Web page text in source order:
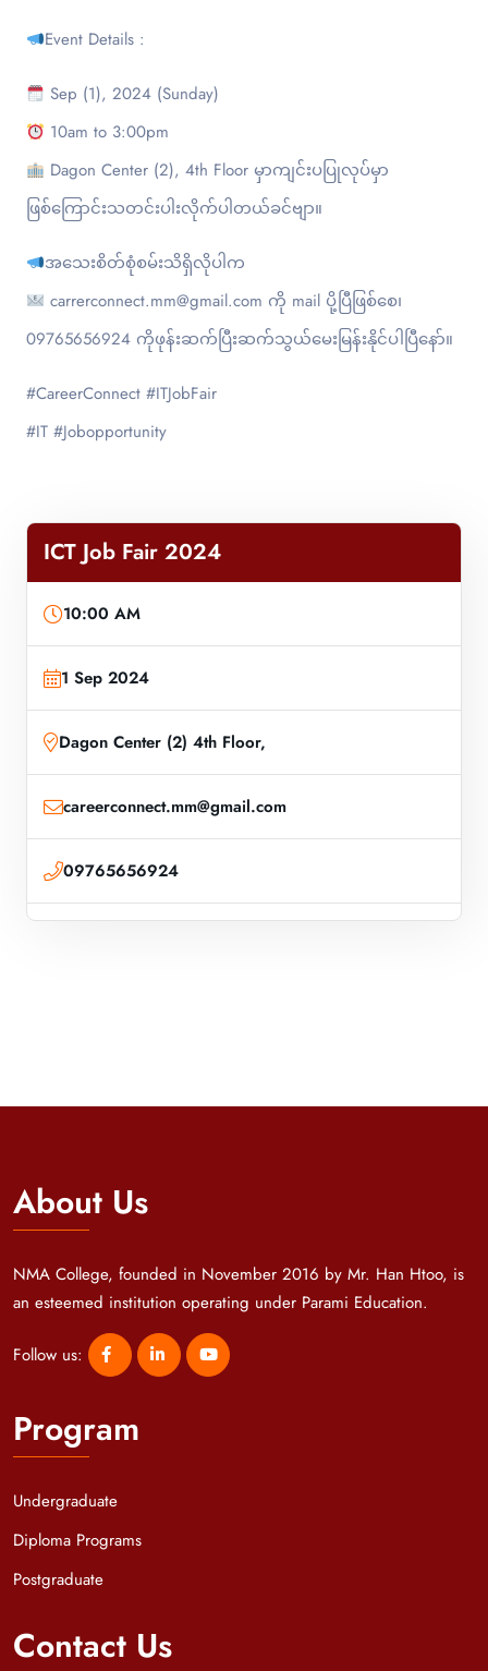
Event Details :
Sep (1), 2024 (Sunday)
10am to 3:00pm
Dagon Center (2), 4th Floor မှာကျင်းပပြုလုပ်မှာ
ဖြစ်ကြောင်းသတင်းပါးလိုက်ပါတယ်ခင်ဗျာ။
အသေးစိတ်စုံစမ်းသိရှိလိုပါက
carrerconnect.mm@gmail.com ကို mail ပို့ပြီဖြစ်စေ၊
09765656924 ကိုဖုန်းဆက်ပြီးဆက်သွယ်မေးမြန်းနိုင်ပါပြီနော်။
#CareerConnect #ITJobFair
#IT #Jobopportunity
ICT Job Fair 2024
10:00 AM
1 Sep 2024
Dagon Center (2) 4th Floor,
careerconnect.mm@gmail.com
09765656924
About Us
NMA College, founded in November 2016 by Mr. Han Htoo, is
an esteemed institution operating under Parami Education.
Follow us:
Program
Undergraduate
Diploma Programs
Postgraduate
Contact Us